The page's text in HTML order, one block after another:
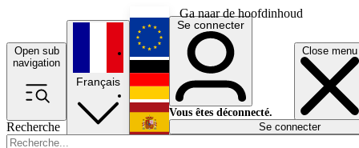
Ga naar de hoofdinhoud
Open sub
navigation
Close menu
Recherche
Français
English
Deutsch
Español
Se connecter
Vous êtes déconnecté.
Se connecter